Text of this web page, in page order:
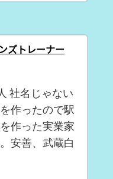
ズトレーナー
社名じゃない
作ったので駅
作った実業家
安善、武蔵白